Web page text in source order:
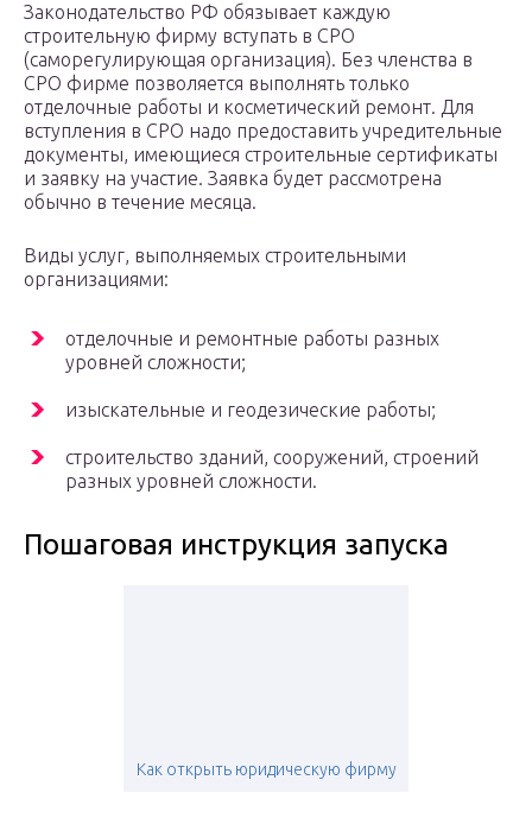
Законодательство РФ обязывает каждую
строительную фирму вступать в СРО
(саморегулирующая организация). Без членства в
СРО фирме позволяется выполнять только
отделочные работы и косметический ремонт. Для
вступления в СРО надо предоставить учредительные
документы, имеющиеся строительные сертификаты
и заявку на участие. Заявка будет рассмотрена
обычно в течение месяца.
Виды услуг, выполняемых строительными
организациями:
отделочные и ремонтные работы разных
уровней сложности;
изыскательные и геодезические работы;
строительство зданий, сооружений, строений
разных уровней сложности.
Пошаговая инструкция запуска
Как открыть юридическую фирму